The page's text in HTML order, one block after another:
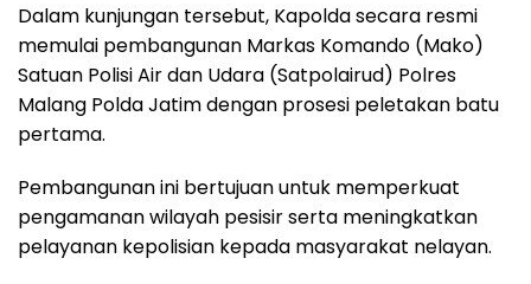
Dalam kunjungan tersebut, Kapolda secara resmi
memulai pembangunan Markas Komando (Mako)
Satuan Polisi Air dan Udara (Satpolairud) Polres
Malang Polda Jatim dengan prosesi peletakan batu
pertama.
Pembangunan ini bertujuan untuk memperkuat
pengamanan wilayah pesisir serta meningkatkan
pelayanan kepolisian kepada masyarakat nelayan.